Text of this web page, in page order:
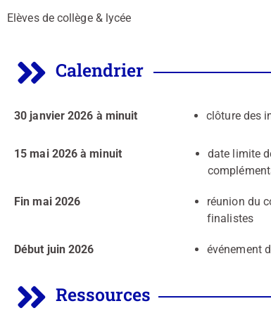
Elèves de collège & lycée
Calendrier
30 janvier 2026 à minuit clôture des
15 mai 2026 à minuit
date limite
Fin mai 2026
réunion du
finalistes
Début juin 2026 événement
Ressources